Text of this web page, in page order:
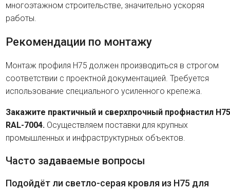
многоэтажном строительстве, значительно ускоряя
работы.
Рекомендации по монтажу
Монтаж профиля H75 должен производиться в строгом
соответствии с проектной документацией. Требуется
использование специального усиленного крепежа.
Закажите практичный и сверхпрочный профнастил H75
RAL-7004. Осуществляем поставки для крупных
промышленных и инфраструктурных объектов.
Часто задаваемые вопросы
Подойдёт ли светло-серая кровля из H75 для